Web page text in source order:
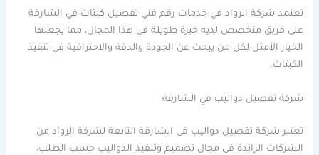
تعتمد شركة الرواد في خدمات رقم فني تفصيل كبتات في الشارقة
على فريق متخصص لديه خبرة طويلة في هذا المجال، مما يجعلها
الخيار الأمثل لكل من يبحث عن الجودة والدقة والاحترافية في تنفيذ
الكبتات.
شركة تفصيل دواليب في الشارقة
تعتبر شركة تفصيل دواليب في الشارقة التابعة لشركة الرواد من
الشركات الرائدة في مجال تصميم وتنفيذ الدواليب حسب الطلب،